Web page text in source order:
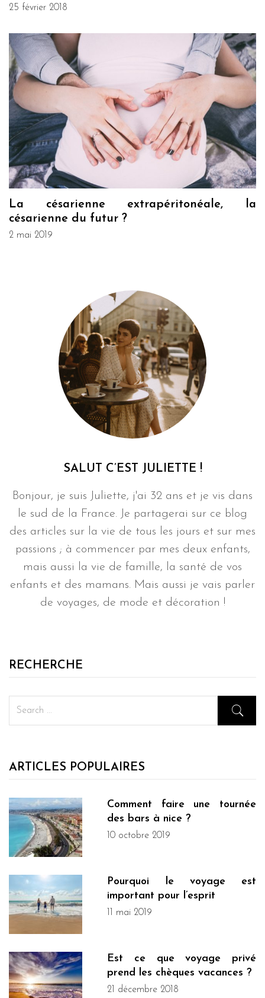
25 février 2018
La césarienne extrapéritonéale, la
césarienne du futur ?
2 mai 2019
SALUT C’EST JULIETTE !
Bonjour, je suis Juliette, j'ai 32 ans et je vis dans
le sud de la France. Je partagerai sur ce blog
des articles sur la vie de tous les jours et sur mes
passions ; à commencer par mes deux enfants,
mais aussi la vie de famille, la santé de vos
enfants et des mamans. Mais aussi je vais parler
de voyages, de mode et décoration !
RECHERCHE
ARTICLES POPULAIRES
Comment faire une tournée
des bars à nice ?
10 octobre 2019
Pourquoi le voyage est
important pour l’esprit
11 mai 2019
Est ce que voyage privé
prend les chèques vacances ?
21 décembre 2018